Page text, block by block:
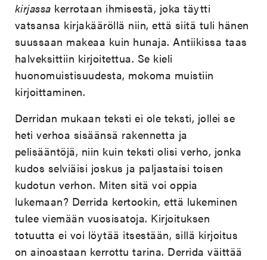
kirjassa kerrotaan ihmisestä, joka täytti
vatsansa kirjakääröllä niin, että siitä tuli hänen
suussaan makeaa kuin hunaja. Antiikissa taas
halveksittiin kirjoitettua. Se kieli
huonomuistisuudesta, mokoma muistiin
kirjoittaminen.
Derridan mukaan teksti ei ole teksti, jollei se
heti verhoa sisäänsä rakennetta ja
pelisääntöjä, niin kuin teksti olisi verho, jonka
kudos selviäisi joskus ja paljastaisi toisen
kudotun verhon. Miten sitä voi oppia
lukemaan? Derrida kertookin, että lukeminen
tulee viemään vuosisatoja. Kirjoituksen
totuutta ei voi löytää itsestään, sillä kirjoitus
on ainoastaan kerrottu tarina. Derrida väittää